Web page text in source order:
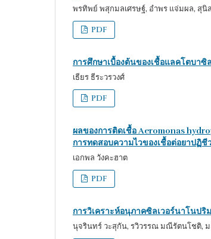
พรทิพย์ พสุกมลเศรษฐ์, อำพร แจ่มผล, สุ
PDF
การศึกษาเบื้องต้นของเชื้อแลคโตบา
เธียร ธีระวรวงศ์
PDF
ผลของการติดเชื้อ Aeromonas
การทดสอบความไวของเชื้อต่อยาปฏิชี
เอกพล วังคะฮาต
PDF
การวิเคราะห์อนุภาคซิลเวอร์นาโนปริ
นุจรินทร์ วะสุกัน, รวิวรรณ มณีรัตนโชติ, ม